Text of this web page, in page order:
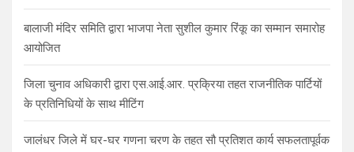
बालाजी मंदिर समिति द्वारा भाजपा नेता सुशील कुमार रिंकू का सम्मान समारोह
आयोजित
जिला चुनाव अधिकारी द्वारा एस.आई.आर. प्रक्रिया तहत राजनीतिक पार्टियों
के प्रतिनिधियों के साथ मीटिंग
जालंधर जिले में घर-घर गणना चरण के तहत सौ प्रतिशत कार्य सफलतापूर्वक